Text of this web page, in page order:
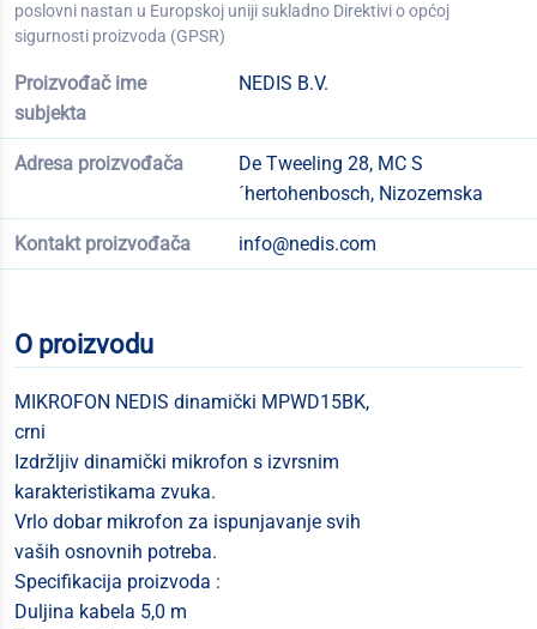
poslovni nastan u Europskoj uniji sukladno Direktivi o općoj
sigurnosti proizvoda (GPSR)
Proizvođač ime
subjekta
NEDIS B.V.
Adresa proizvođača
De Tweeling 28, MC S
´hertohenbosch, Nizozemska
Kontakt proizvođača info@nedis.com
O proizvodu
MIKROFON NEDIS dinamički MPWD15BK,
crni
Izdržljiv dinamički mikrofon s izvrsnim
karakteristikama zvuka.
Vrlo dobar mikrofon za ispunjavanje svih
vaših osnovnih potreba.
Specifikacija proizvoda :
Duljina kabela 5,0 m